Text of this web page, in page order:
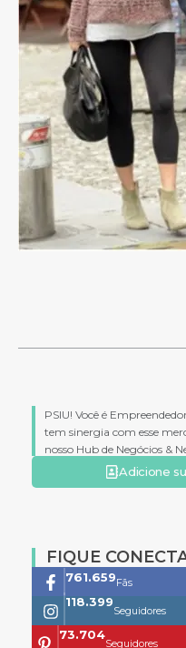
PSIU! Você é
tem sinergia com esse
nosso Hub de Negócios &
Adicione
FIQUE
761.659Fãs
118.399
Seguidores
73.704
Seguidores